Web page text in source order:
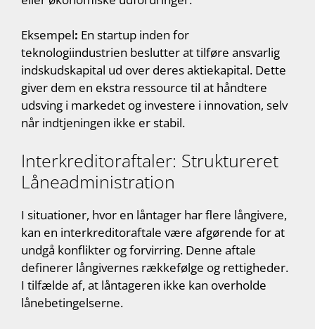
Eksempel: En startup inden for
teknologiindustrien beslutter at tilføre ansvarlig
indskudskapital ud over deres aktiekapital. Dette
giver dem en ekstra ressource til at håndtere
udsving i markedet og investere i innovation, selv
når indtjeningen ikke er stabil.
Interkreditoraftaler: Struktureret
Låneadministration
I situationer, hvor en låntager har flere långivere,
kan en interkreditoraftale være afgørende for at
undgå konflikter og forvirring. Denne aftale
definerer långivernes rækkefølge og rettigheder.
I tilfælde af, at låntageren ikke kan overholde
lånebetingelserne.